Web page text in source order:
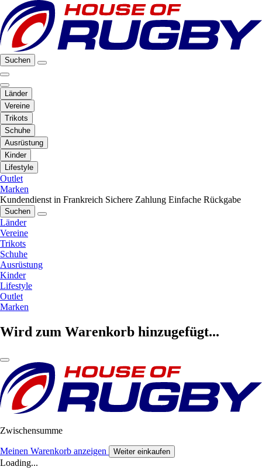
Suchen
Länder
Vereine
Trikots
Schuhe
Ausrüstung
Kinder
Lifestyle
Outlet
Marken
Kundendienst in Frankreich Sichere Zahlung Einfache Rückgabe
Suchen
Länder
Vereine
Trikots
Schuhe
Ausrüstung
Kinder
Lifestyle
Outlet
Marken
Wird zum Warenkorb hinzugefügt...
Zwischensumme
Meinen Warenkorb anzeigen Weiter einkaufen
Loading...